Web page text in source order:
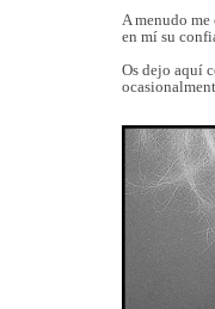
A menudo me
en mí su
Os dejo aquí